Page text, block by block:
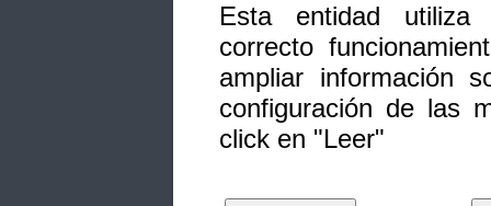
Esta entidad utiliza
correcto
ampliar información
configuración de las
click en "Leer"